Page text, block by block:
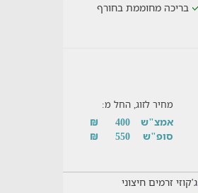
בריכה מחוממת בחורף
מחיר לזוג, החל מ:
אמצ"ש 400
₪
סופ"ש
550
₪
ג'קוזי זרמים חיצוני